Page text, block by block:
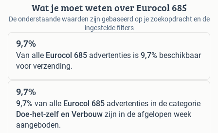
Wat je moet weten over Eurocol 685
De onderstaande waarden zijn gebaseerd op je zoekopdracht en de
ingestelde filters
9,7%
Van alle Eurocol 685 advertenties is 9,7% beschikbaar
voor verzending.
9,7%
9,7% van alle Eurocol 685 advertenties in de categorie
Doe-het-zelf en Verbouw zijn in de afgelopen week
aangeboden.